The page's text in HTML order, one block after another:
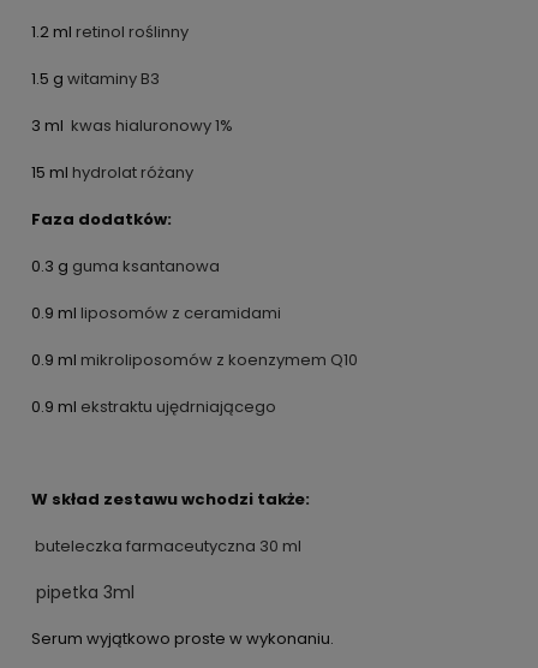
1.2 ml retinol roślinny
1.5 g witaminy B3
3 ml kwas hialuronowy 1%
15 ml hydrolat różany
Faza dodatków:
0.3 g guma ksantanowa
0.9 ml liposomów z ceramidami
0.9 ml mikroliposomów z koenzymem Q10
0.9 ml ekstraktu ujędrniającego
W skład zestawu wchodzi także:
buteleczka farmaceutyczna 30 ml
pipetka 3ml
Serum wyjątkowo proste w wykonaniu.